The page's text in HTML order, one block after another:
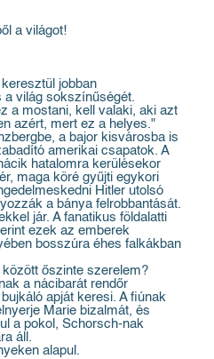
a világot!
jobban
a világ sokszínűségét.
a mostani, kell valaki, aki azt
azért, mert ez a helyes."
a bajor kisvárosba is
amerikai csapatok. A
hatalomra kerülésekor
maga köré gyűjti egykori
Hitler utolsó
a bánya felrobbantását.
jár. A fanatikus földalatti
ezek az emberek
bosszúra éhes falkákban
őszinte szerelem?
a nácibarát rendőr
apját keresi. A fiúnak
Marie bizalmát, és
a pokol, Schorsch-nak
áll.
alapul.